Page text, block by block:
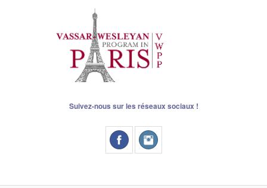
Suivez-nous sur les réseaux sociaux !